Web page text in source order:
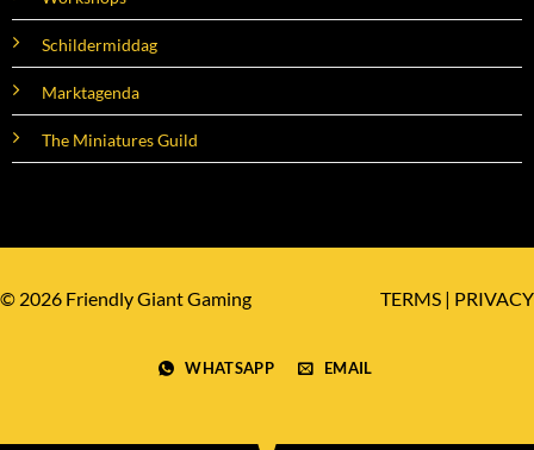
Schildermiddag
Marktagenda
The Miniatures Guild
© 2026 Friendly Giant Gaming
WHATSAPP EMAIL
TERMS | PRIVACY